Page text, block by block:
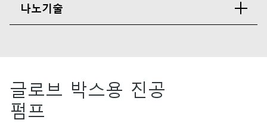
나노기술
글로브 박스용 진공
펌프